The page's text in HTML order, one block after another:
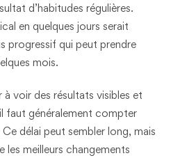
d’habitudes régulières.
en quelques jours serait
progressif qui peut prendre
mois.
voir des résultats visibles et
faut généralement compter
Ce délai peut sembler long, mais
les meilleurs changements